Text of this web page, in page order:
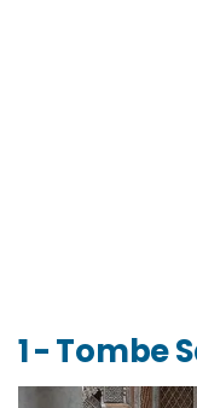
1 - Tombe